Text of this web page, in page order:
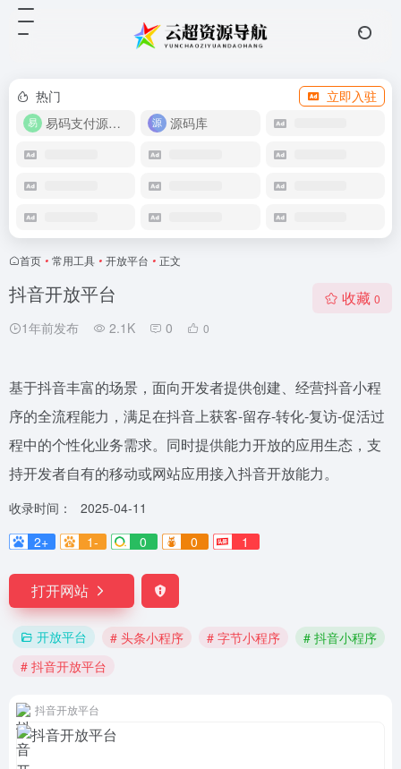
热门
立即入驻
易码支付源码下载
源码库
首页 • 常用工具 • 开放平台 • 正文
抖音开放平台
1年前发布 2.1K 0 0
收藏 0
基于抖音丰富的场景，面向开发者提供创建、经营抖音小程
序的全流程能力，满足在抖音上获客-留存-转化-复访-促活过
程中的个性化业务需求。同时提供能力开放的应用生态，支
持开发者自有的移动或网站应用接入抖音开放能力。
收录时间：
2025-04-11
2+
1- 0 0 1
打开网站
开放平台 # 头条小程序 # 字节小程序
# 抖音小程序
# 抖音开放平台
抖音开放平台